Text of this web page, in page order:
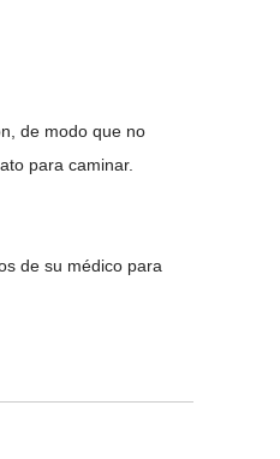
de modo que no
para caminar.
de su médico para